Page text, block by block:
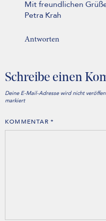
Mit freundlichen
Petra Krah
Antworten
Schreibe einen
Deine E-Mail-Adresse wird nicht
markiert
KOMMENTAR *